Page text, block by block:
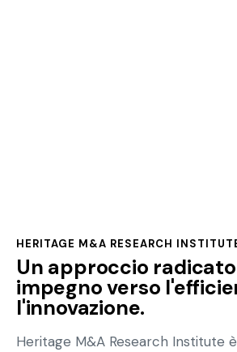
HERITAGE M&A RESEARCH
Un approccio
impegno verso
l'innovazione.
Heritage M&A Research Institute